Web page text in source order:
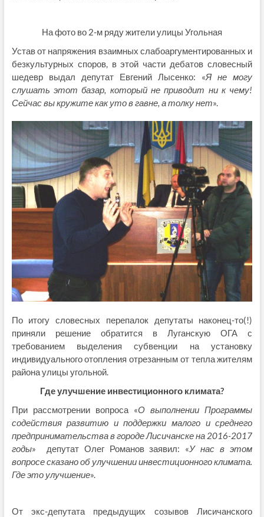
На фото во 2-м ряду жители улицы Угольная
Устав от напряжения взаимных слабоаргументированных и
безкультурных споров, в этой части дебатов словесный
шедевр выдал депутат Евгений Лысенко: «Я не могу
слушать этот базар, который не приводит ни к чему!
Сейчас вы кружите как уто в гавне, а толку нет».
По итогу словесных перепалок депутаты наконец-то(!)
приняли решение обратится в Луганскую ОГА с
требованием выделения субвенции на установку
индивидуального отопления отрезанным от тепла жителям
района улицы угольной.
Где улучшение инвестиционного климата?
При рассмотрении вопроса «О выполнении Программы
содействия развитию и поддержки малого и среднего
предпринимательства в городе Лисичанске на 2016-2017
годы» депутат Олег Романов заявил: «У нас в этом
вопросе сказано об улучшении инвестиционного климата.
Где это улучшение».
От экс-депутата предыдущих созывов Лисичанского